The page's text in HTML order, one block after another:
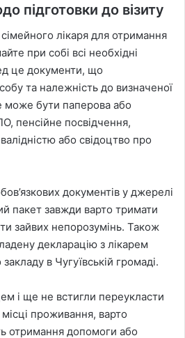
підготовки до візиту
лікаря для отримання
при собі всі необхідні
це документи, що
та належність до визначеної
може бути паперова або
пенсійне посвідчення,
або свідоцтво про
документів у джерелі
пакет завжди варто тримати
зайвих непорозумінь. Також
декларацію з лікарем
в Чугуївській громаді.
і ще не встигли переукласти
проживання, варто
отримання допомоги або